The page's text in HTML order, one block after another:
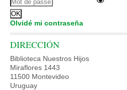
Olvidé mi contraseña
DIRECCIÓN
Biblioteca Nuestros Hijos
Miraflores 1443
11500 Montevideo
Uruguay